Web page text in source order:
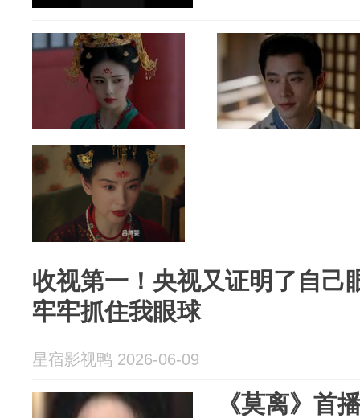
收视第一！央视又证明了自己
牢牢抓住我眼球
星宿影视鸭 2026-06-09
《莫离》首